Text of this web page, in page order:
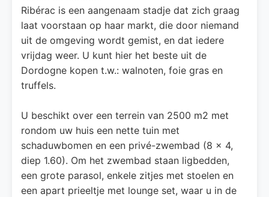
Ribérac is een aangenaam stadje dat zich graag
laat voorstaan op haar markt, die door niemand
uit de omgeving wordt gemist, en dat iedere
vrijdag weer. U kunt hier het beste uit de
Dordogne kopen t.w.: walnoten, foie gras en
truffels.
U beschikt over een terrein van 2500 m2 met
rondom uw huis een nette tuin met
schaduwbomen en een privé-zwembad (8 x 4,
diep 1.60). Om het zwembad staan ligbedden,
een grote parasol, enkele zitjes met stoelen en
een apart prieeltje met lounge set, waar u in de